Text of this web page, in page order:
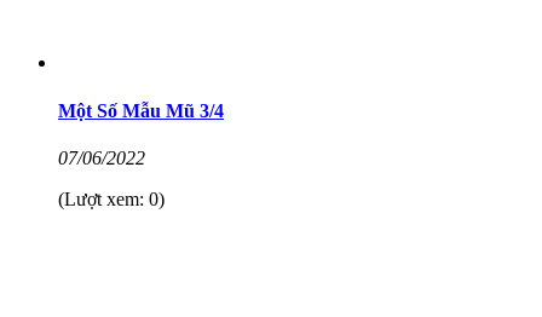
Một Số Mẫu Mũ 3/4
07/06/2022
(Lượt xem: 0)